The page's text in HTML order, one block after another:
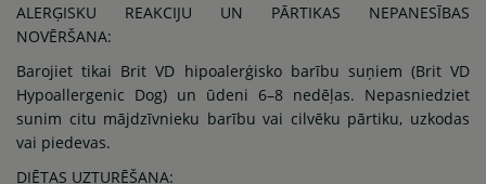
ALERĢISKU REAKCIJU UN PĀRTIKAS NEPANESĪBAS
NOVĒRŠANA:
Barojiet tikai Brit VD hipoalerģisko barību suņiem (Brit VD
Hypoallergenic Dog) un ūdeni 6–8 nedēļas. Nepasniedziet
sunim citu mājdzīvnieku barību vai cilvēku pārtiku, uzkodas
vai piedevas.
DIĒTAS UZTURĒŠANA: